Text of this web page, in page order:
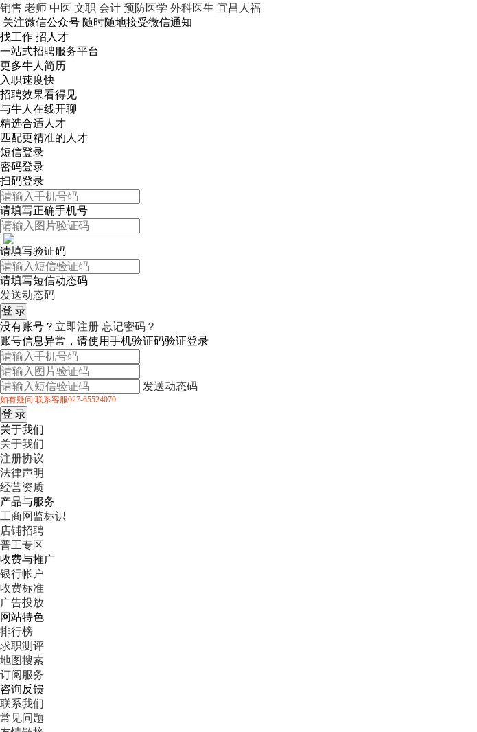
销售 老师 中医 文职 会计 预防医学 外科医生 宜昌人福
关注微信公众号 随时随地接受微信通知
找工作 招人才
一站式招聘服务平台
更多牛人简历
入职速度快
招聘效果看得见
与牛人在线开聊
精选合适人才
匹配更精准的人才
短信登录
密码登录
扫码登录
请填写正确手机号
请填写验证码
请填写短信动态码
发送动态码
没有账号？ 立即注册 忘记密码？
账号信息异常，请使用手机验证码验证登录
发送动态码
如有疑问 联系客服027-65524070
关于我们
关于我们
注册协议
法律声明
经营资质
产品与服务
工商网监标识
店铺招聘
普工专区
收费与推广
银行帐户
收费标准
广告投放
网站特色
排行榜
求职测评
地图搜索
订阅服务
咨询反馈
联系我们
常见问题